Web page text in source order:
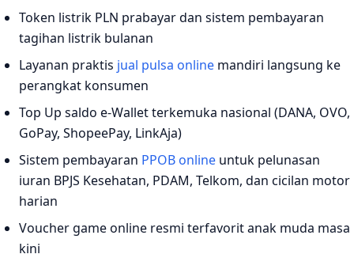
Token listrik PLN prabayar dan sistem pembayaran
tagihan listrik bulanan
Layanan praktis jual pulsa online mandiri langsung ke
perangkat konsumen
Top Up saldo e-Wallet terkemuka nasional (DANA, OVO,
GoPay, ShopeePay, LinkAja)
Sistem pembayaran PPOB online untuk pelunasan
iuran BPJS Kesehatan, PDAM, Telkom, dan cicilan motor
harian
Voucher game online resmi terfavorit anak muda masa
kini